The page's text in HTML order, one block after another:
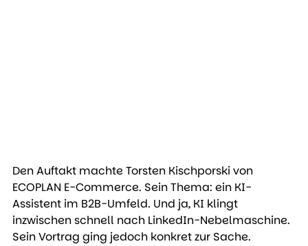
Den Auftakt machte Torsten Kischporski von
ECOPLAN E-Commerce. Sein Thema: ein KI-
Assistent im B2B-Umfeld. Und ja, KI klingt
inzwischen schnell nach LinkedIn-Nebelmaschine.
Sein Vortrag ging jedoch konkret zur Sache.